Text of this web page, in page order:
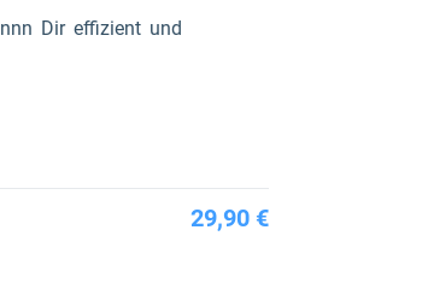
Dir effizient und
29,90 €